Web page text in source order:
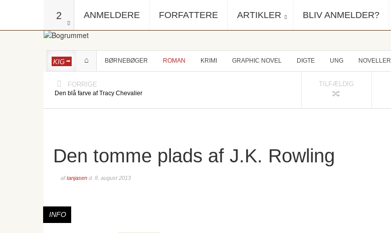
2 ANMELDERE FORFATTERE ARTIKLER BLIV ANMELDER?
KIG BØRNEBØGER ROMAN KRIMI GRAPHIC NOVEL DIGTE UNG NOVELLER
FORRIGE
Den blå farve af Tracy Chevalier
TILFÆLDIG
Den tomme plads af J.K. Rowling
aftanjasen d. 8. august 2013
INFO